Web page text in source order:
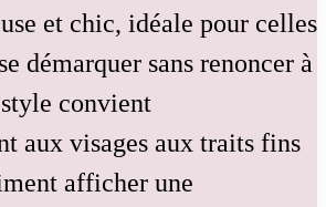
et chic, idéale pour celles
démarquer sans renoncer à
convient
aux visages aux traits fins
afficher une